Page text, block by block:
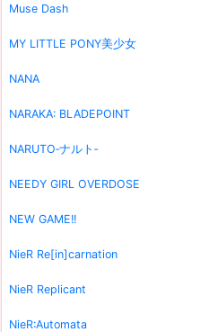
Muse Dash
MY LITTLE PONY美少女
NANA
NARAKA: BLADEPOINT
NARUTO‐ナルト‐
NEEDY GIRL OVERDOSE
NEW GAME!!
NieR Re[in]carnation
NieR Replicant
NieR:Automata